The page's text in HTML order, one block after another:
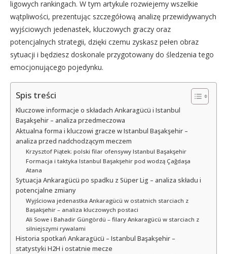
ligowych rankingach. W tym artykule rozwiejemy wszelkie
wątpliwości, prezentując szczegółową analizę przewidywanych
wyjściowych jedenastek, kluczowych graczy oraz
potencjalnych strategii, dzięki czemu zyskasz pełen obraz
sytuacji i będziesz doskonale przygotowany do śledzenia tego
emocjonującego pojedynku.
Spis treści
Kluczowe informacje o składach Ankaragücü i Istanbul
Başakşehir – analiza przedmeczowa
Aktualna forma i kluczowi gracze w Istanbul Başakşehir –
analiza przed nadchodzącym meczem
Krzysztof Piątek: polski filar ofensywy Istanbul Başakşehir
Formacja i taktyka Istanbul Başakşehir pod wodzą Çağdaşa
Atana
Sytuacja Ankaragücü po spadku z Süper Lig – analiza składu i
potencjalne zmiany
Wyjściowa jedenastka Ankaragücü w ostatnich starciach z
Başakşehir – analiza kluczowych postaci
Ali Sowe i Bahadir Güngördü – filary Ankaragücü w starciach z
silniejszymi rywalami
Historia spotkań Ankaragücü – Istanbul Başakşehir –
statystyki H2H i ostatnie mecze